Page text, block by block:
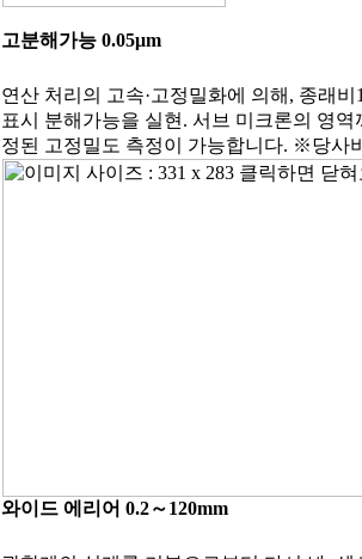
고분해가능 0.05μm
연산 처리의 고속·고정밀화에 의해, 종래
표시 분해가능을 실현. 서브 미크론의 영역
정된 고정밀도 측정이 가능합니다. ※당사
와이드 에리어 0.2～120mm